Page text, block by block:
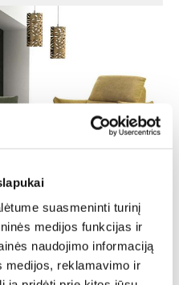
suasmeninti turinį
medijos funkcijas ir
naudojimo informaciją
medijos, reklamavimo ir
-
jūsų